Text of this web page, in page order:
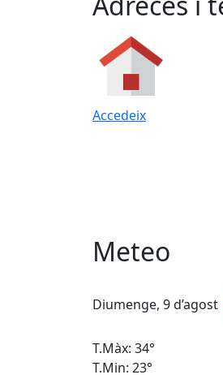
Accedeix
Meteo
Diumenge, 9 d’agost
T.Màx: 34°
T.Min: 23°